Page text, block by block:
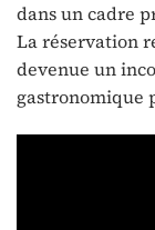
dans un cadre
La réservation
devenue un
gastronomique